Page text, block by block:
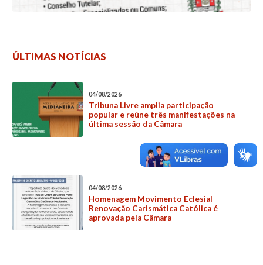
ÚLTIMAS NOTÍCIAS
04/08/2026
Tribuna Livre amplia participação
popular e reúne três manifestações na
última sessão da Câmara
04/08/2026
Homenagem Movimento Eclesial
Renovação Carismática Católica é
aprovada pela Câmara